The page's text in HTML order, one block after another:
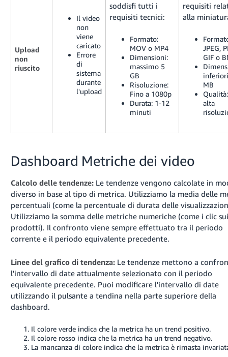
Upload
non
riuscito
Il video
non
viene
caricato
Errore
di
sistema
durante
l'upload
soddisfi tutti i
requisiti tecnici:
Formato:
MOV o MP4
Dimensioni:
massimo 5
GB
Risoluzione:
Fino a 1080p
Durata: 1-12
minuti
requisiti
alla
JPEG,
GIF o
MB
alta
Dashboard Metriche dei video
Calcolo delle tendenze: Le tendenze vengono calcolate in
diverso in base al tipo di metrica. Utilizziamo la media delle
percentuali (come la percentuale di durata delle
Utilizziamo la somma delle metriche numeriche (come i clic
prodotti). Il confronto viene sempre effettuato tra il periodo
corrente e il periodo equivalente precedente.
Linee del grafico di tendenza: Le tendenze mettono a
l'intervallo di date attualmente selezionato con il periodo
equivalente precedente. Puoi modificare l'intervallo di date
utilizzando il pulsante a tendina nella parte superiore della
dashboard.
Il colore verde indica che la metrica ha un trend positivo.
Il colore rosso indica che la metrica ha un trend negativo.
La mancanza di colore indica che la metrica è rimasta